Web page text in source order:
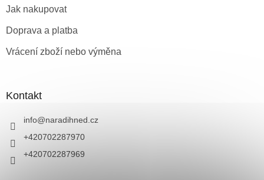
Jak nakupovat
Doprava a platba
Vrácení zboží nebo výměna
Kontakt
info@naradihned.cz
+420702287970
+420702287969